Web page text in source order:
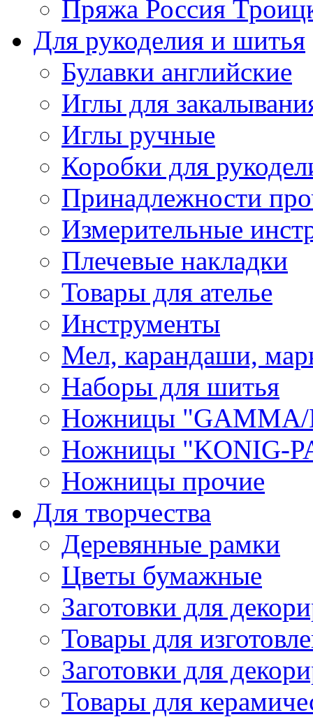
Пряжа Россия
Для рукоделия и шитья
Булавки английские
Иглы для
Иглы ручные
Коробки для
Принадлежности
Измерительные
Плечевые накладки
Товары для ателье
Инструменты
Мел, карандаши,
Наборы для шитья
Ножницы "GAMMA/
Ножницы "KONIG-
Ножницы прочие
Для творчества
Деревянные рамки
Цветы бумажные
Заготовки для
Товары для
Заготовки для
Товары для